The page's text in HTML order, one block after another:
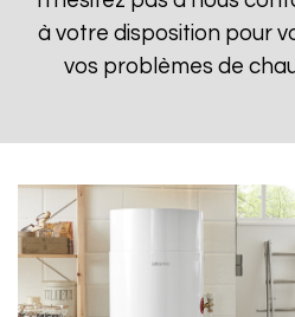
à votre disposition pour
vos problèmes de